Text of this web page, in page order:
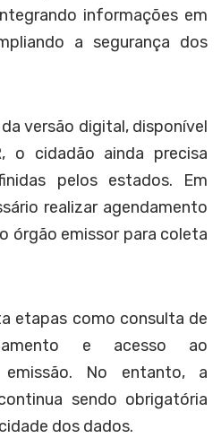
informações em
a segurança dos
versão digital, disponível
o cidadão ainda precisa
pelos estados. Em
realizar agendamento
órgão emissor para coleta
etapas como consulta de
e acesso ao
No entanto, a
sendo obrigatória
dos dados.